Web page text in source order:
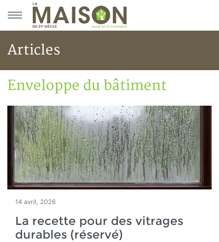
Aller au menu principal
Aller au contenu principal
Articles
Accueil
Construction verte
Enveloppe du bâtiment
Enveloppe du bâtiment
14 avril, 2026
La recette pour des vitrages
durables (réservé)